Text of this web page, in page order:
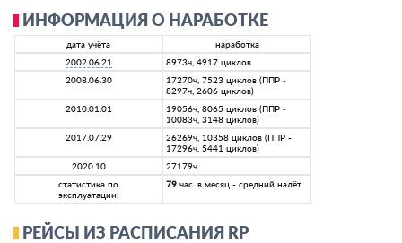
ИНФОРМАЦИЯ О НАРАБОТКЕ
дата учёта
наработка
2002.06.21
8973ч, 4917 циклов
2008.06.30
17270ч, 7523 циклов (ППР -
8297ч, 2606 циклов)
2010.01.01
19056ч, 8065 циклов (ППР -
10083ч, 3148 циклов)
2017.07.29
26269ч, 10358 циклов (ППР -
17296ч, 5441 циклов)
2020.10
27179ч
статистика по
эксплуатации:
79 час. в месяц - средний налёт
РЕЙСЫ ИЗ РАСПИСАНИЯ RP